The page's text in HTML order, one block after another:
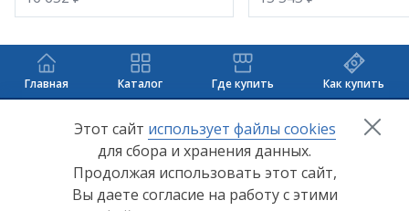
Главная Каталог Где купить Как купить
+7 (8412) 65-33-00
info@lerom.ru
Этот сайт использует файлы cookies
для сбора и хранения данных.
Продолжая использовать этот сайт,
Вы даете согласие на работу с этими